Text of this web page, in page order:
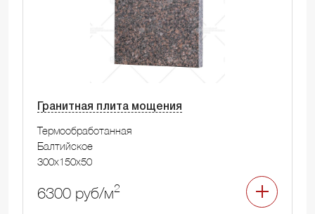
Гранитная плита мощения
Термообработанная
Балтийское
300x150x50
6300 руб/м2